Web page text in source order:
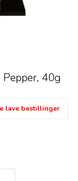
40g
lave bestillinger